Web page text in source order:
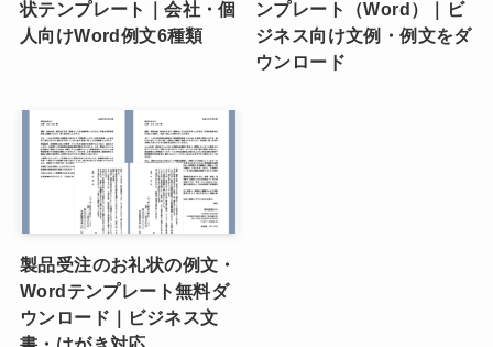
状テンプレート｜会社・個
人向けWord例文6種類
ンプレート（Word）｜ビ
ジネス向け文例・例文をダ
ウンロード
製品受注のお礼状の例文・
Wordテンプレート無料ダ
ウンロード｜ビジネス文